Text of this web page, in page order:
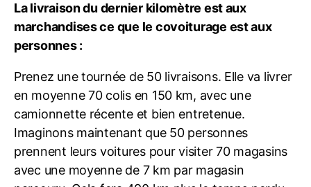
La livraison du dernier kilomètre est aux
marchandises ce que le covoiturage est aux
personnes :
Prenez une tournée de 50 livraisons. Elle va livrer
en moyenne 70 colis en 150 km, avec une
camionnette récente et bien entretenue.
Imaginons maintenant que 50 personnes
prennent leurs voitures pour visiter 70 magasins
avec une moyenne de 7 km par magasin